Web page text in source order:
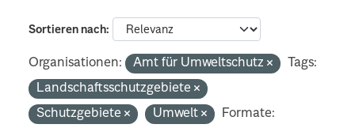
Sortieren nach
Organisationen: Amt für Umweltschutz
Tags:
Landschaftsschutzgebiete
Schutzgebiete
Umwelt
Formate: